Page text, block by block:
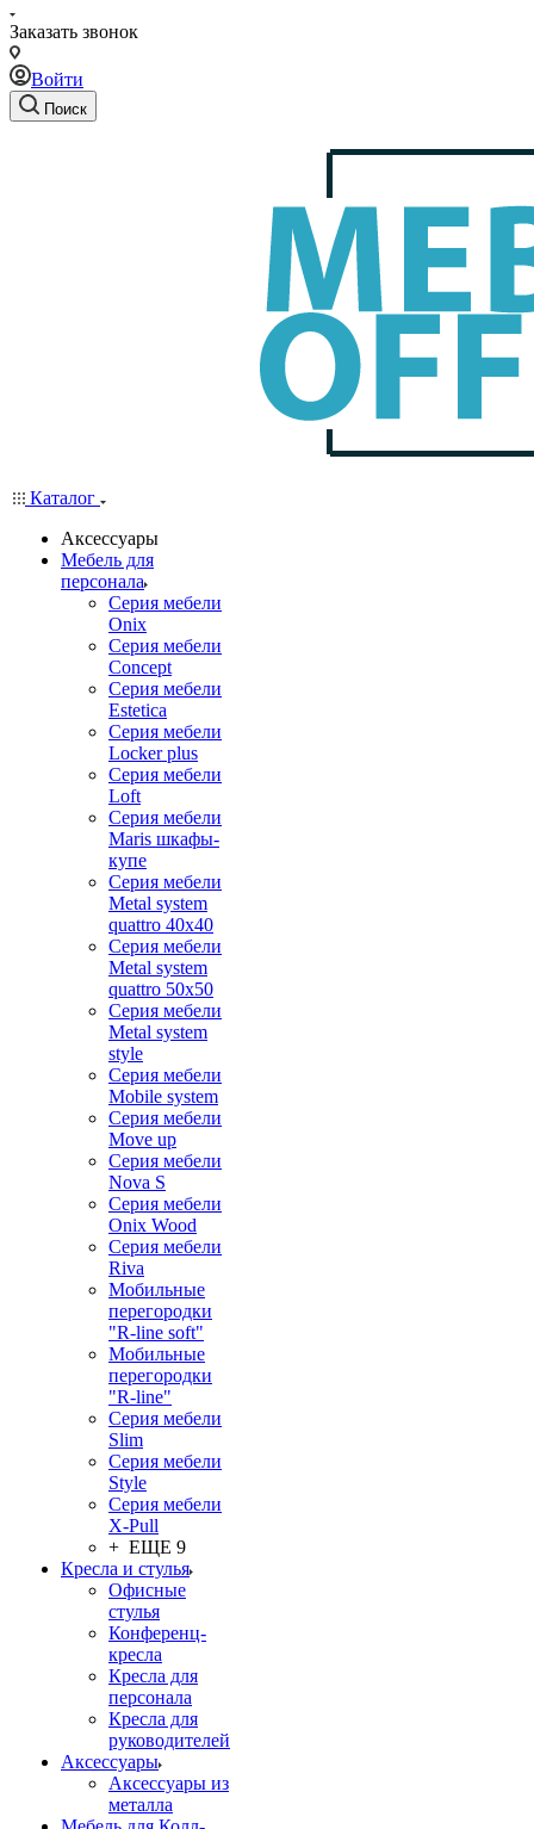
Заказать звонок
Войти
Поиск
Каталог
Аксессуары
Мебель для
персонала
Серия мебели
Onix
Серия мебели
Concept
Серия мебели
Estetica
Серия мебели
Locker plus
Серия мебели
Loft
Серия мебели
Maris шкафы-
купе
Серия мебели
Metal system
quattro 40x40
Серия мебели
Metal system
quattro 50x50
Серия мебели
Metal system
style
Серия мебели
Mobile system
Серия мебели
Move up
Серия мебели
Nova S
Серия мебели
Onix Wood
Серия мебели
Riva
Мобильные
перегородки
"R-line soft"
Мобильные
перегородки
"R-line"
Серия мебели
Slim
Серия мебели
Style
Серия мебели
X-Pull
+ ЕЩЕ 9
Кресла и стулья
Офисные
стулья
Конференц-
кресла
Кресла для
персонала
Кресла для
руководителей
Аксессуары
Аксессуары из
металла